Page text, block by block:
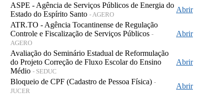
ASPE - Agência de Serviços Públicos de Energia do
Estado do Espírito Santo - AGERO
Abrir
ATR.TO - Agência Tocantinense de Regulação
Controle e Fiscalização de Serviços Públicos -
AGERO
Abrir
Avaliação do Seminário Estadual de Reformulação
do Projeto Correção de Fluxo Escolar do Ensino
Médio - SEDUC
Abrir
Bloqueio de CPF (Cadastro de Pessoa Física) -
JUCER
Abrir